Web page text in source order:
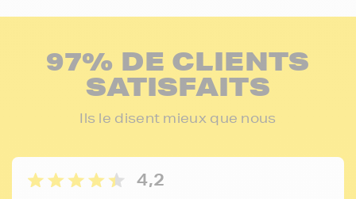
97% DE CLIENTS
SATISFAITS
Ils le disent mieux que nous
4,2